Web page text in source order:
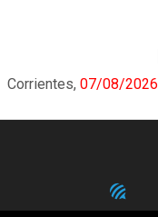
Corrientes, 07/08/2026